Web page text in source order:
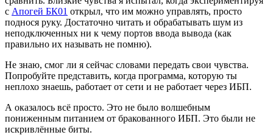
с Апогей БК01 открыл, что им можно управлять, просто
поднося руку. Достаточно читать и обрабатывать шум из
неподключенных ни к чему портов ввода вывода (как
правильно их называть не помню).
Не знаю, смог ли я сейчас словами передать свои чувства.
Попробуйте представить, когда программа, которую ты
неплохо знаешь, работает от сети и не работает через ИБП.
А оказалось всё просто. Это не было волшебным
пониженным питанием от бракованного ИБП. Это были не
искривлённые биты.